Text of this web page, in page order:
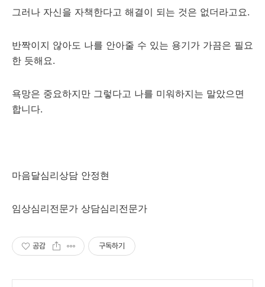
그러나 자신을 자책한다고 해결이 되는 것은 없더라고요.
반짝이지 않아도 나를 안아줄 수 있는 용기가 가끔은 필요
한 듯해요.
욕망은 중요하지만 그렇다고 나를 미워하지는 말았으면
합니다.
마음달심리상담 안정현
임상심리전문가 상담심리전문가
공감 구독하기